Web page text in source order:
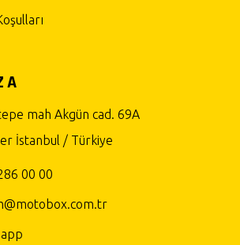
mah Akgün cad. 69A
İstanbul / Türkiye
00 00